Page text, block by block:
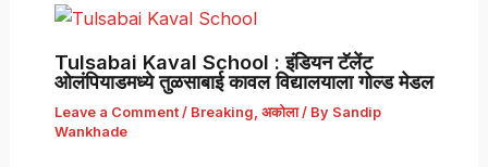
Tulsabai Kaval School : इंडियन टॅलेंट
ओलंपियाडमध्ये तुळसाबाई कावल विद्यालयाला गोल्ड मेडल
Leave a Comment / Breaking अकोला/ By Sandip
Wankhade